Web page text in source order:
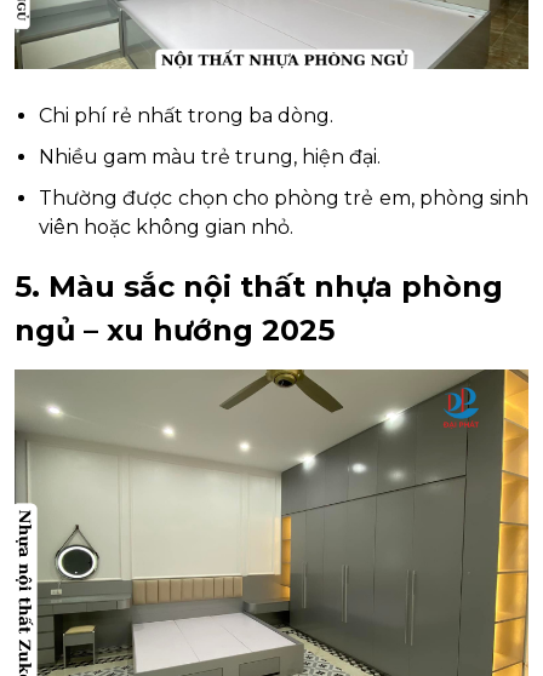
Chi phí rẻ nhất trong ba dòng.
Nhiều gam màu trẻ trung, hiện đại.
Thường được chọn cho phòng trẻ em, phòng sinh
viên hoặc không gian nhỏ.
5. Màu sắc nội thất nhựa phòng
ngủ – xu hướng 2025